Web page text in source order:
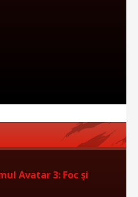
Avatar 3: Foc și